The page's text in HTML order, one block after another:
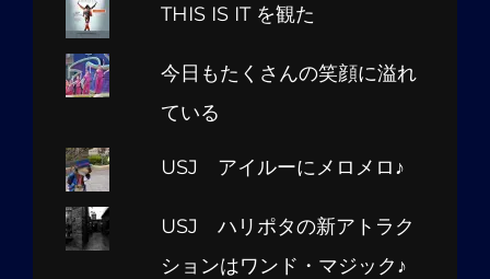
THIS IS IT を観た
今日もたくさんの笑顔に溢れ
ている
USJ アイルーにメロメロ♪
USJ ハリポタの新アトラク
ションはワンド・マジック♪